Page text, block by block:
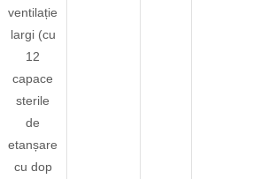
ventilație
largi (cu
12
capace
sterile
de
etanșare
cu dop